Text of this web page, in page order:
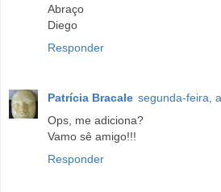
Abraço
Diego
Responder
Patrícia Bracale segunda-feira,
Ops, me adiciona?
Vamo sê amigo!!!
Responder